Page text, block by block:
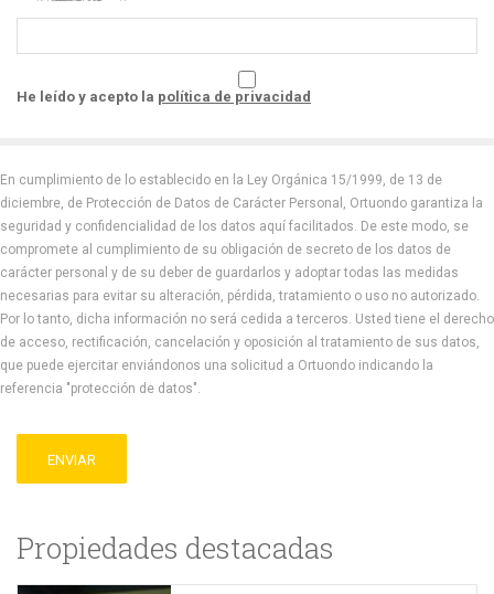
He leído y acepto la política de privacidad
En cumplimiento de lo establecido en la Ley Orgánica 15/1999, de 13 de
diciembre, de Protección de Datos de Carácter Personal, Ortuondo garantiza la
seguridad y confidencialidad de los datos aquí facilitados. De este modo, se
compromete al cumplimiento de su obligación de secreto de los datos de
carácter personal y de su deber de guardarlos y adoptar todas las medidas
necesarias para evitar su alteración, pérdida, tratamiento o uso no autorizado.
Por lo tanto, dicha información no será cedida a terceros. Usted tiene el derecho
de acceso, rectificación, cancelación y oposición al tratamiento de sus datos,
que puede ejercitar enviándonos una solicitud a Ortuondo indicando la
referencia "protección de datos".
ENVIAR
Propiedades destacadas